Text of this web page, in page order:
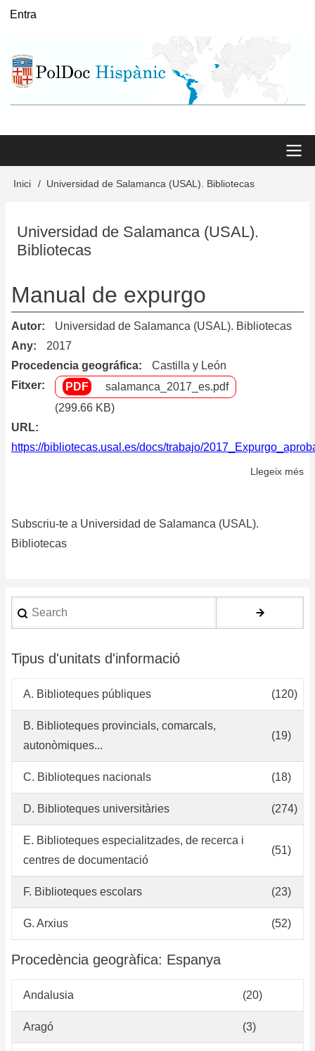
Vés
User
Entra
Main
Inici Universidad de Salamanca (USAL). Bibliotecas
Universidad de Salamanca (USAL).
Bibliotecas
Manual de expurgo
Autor
Universidad de Salamanca (USAL). Bibliotecas
Any
2017
Procedencia geográfica
Castilla y León
Fitxer
salamanca_2017_es.pdf
(299.66 KB)
URL
https://bibliotecas.usal.es/docs/trabajo/
Llegeix més
Subscriu-te a Universidad de Salamanca (USAL).
Bibliotecas
Search
Tipus d'unitats d'informació
A. Biblioteques públiques (120)
B. Biblioteques provincials, comarcals,
autonòmiques...
(19)
C. Biblioteques nacionals (18)
D. Biblioteques universitàries (274)
E. Biblioteques especialitzades, de recerca i
centres de documentació
(51)
F. Biblioteques escolars (23)
G. Arxius (52)
Procedència geogràfica: Espanya
Andalusia (20)
Aragó (3)